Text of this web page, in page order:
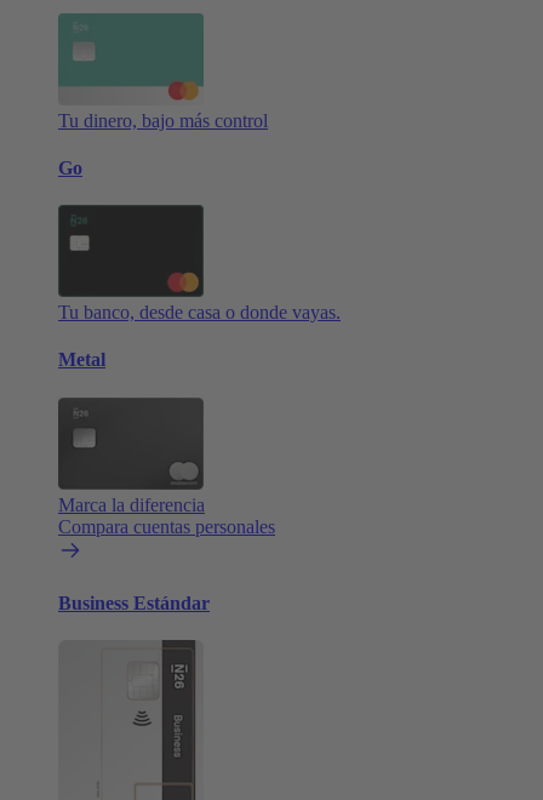
Tu dinero, bajo más control
Go
Tu banco, desde casa o donde vayas.
Metal
Marca la diferencia
Compara cuentas personales
Business Estándar